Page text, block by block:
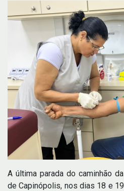
A última parada do caminhão
de Capinópolis, nos dias 18 e